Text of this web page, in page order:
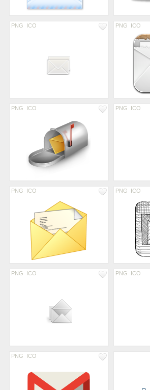
PNG ICO PNG ICO
PNG ICO PNG ICO
PNG ICO PNG ICO
PNG ICO PNG ICO
PNG ICO